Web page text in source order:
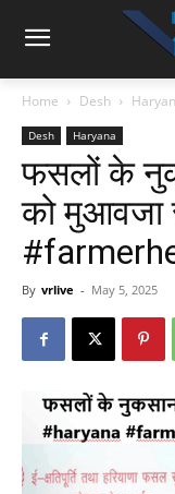
Home Desh
Desh Haryana
फसलों के
को मुआवजा
By vrlive - May 5, 2025